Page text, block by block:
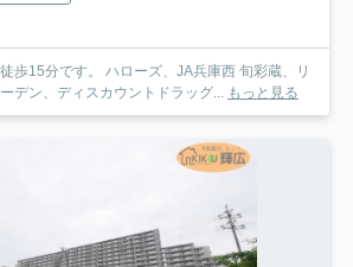
歩15分です。 ハローズ、JA兵庫西 旬彩蔵、リ
デン、ディスカウントドラッグ... もっと見る